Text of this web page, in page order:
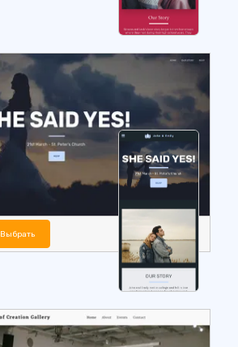
Выбрать